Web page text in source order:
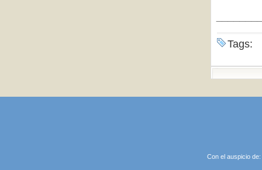
Tags:
Con el auspicio de: